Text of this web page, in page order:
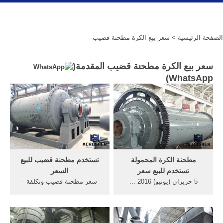
الصفحة الرئيسية > سعر بيع الكرة مطحنة قضيب
سعر بيع الكرة مطحنة قضيب المقدمة(
WhatsApp
)
تستخدم مطحنة قضيب للبيع
السعر
سعر مطحنة قضيب وتكلفة -
مطحنة للرمال. مطحنة الكرة
مطحنة الكرة المحمولة
تستخدم للبيع سعر
البيع من ... طحن مع كسارة